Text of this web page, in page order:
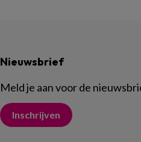
Nieuwsbrief
Meld je aan voor de
Inschrijven